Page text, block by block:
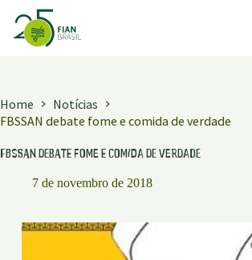
para
Home
Notícias
FBSSAN debate fome e comida de verdade
FBSSAN debate fome e comida de verdade
7 de novembro de 2018